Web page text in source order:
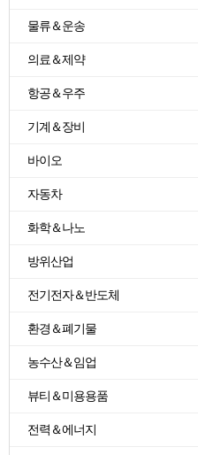
물류＆운송
의료＆제약
항공＆우주
기계＆장비
바이오
자동차
화학＆나노
방위산업
전기전자＆반도체
환경＆폐기물
농수산＆임업
뷰티＆미용용품
전력＆에너지